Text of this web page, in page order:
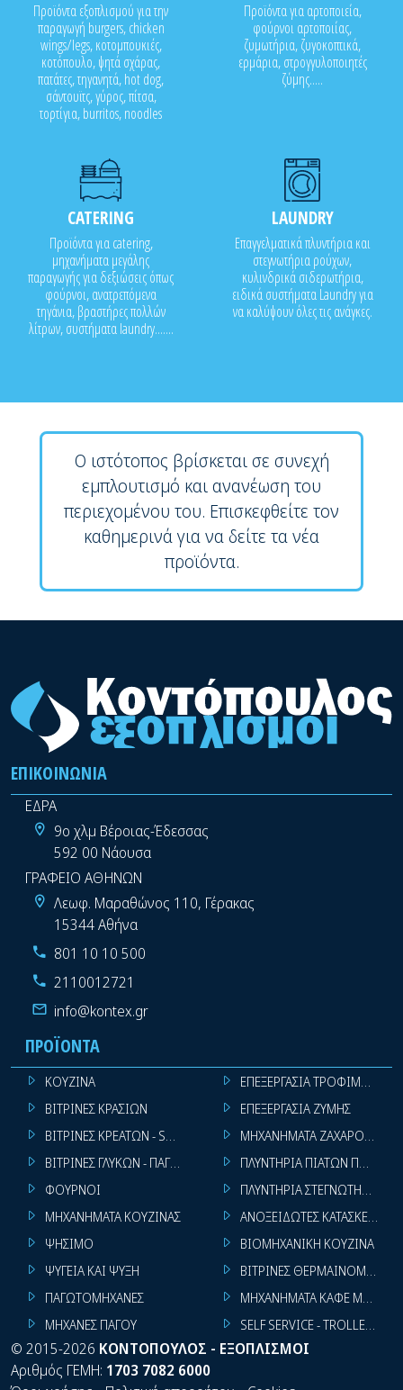
Προϊόντα εξοπλισμού για την
παραγωγή burgers, chicken
wings/legs, κοτομπουκιές,
κοτόπουλο, ψητά σχάρας,
πατάτες, τηγανητά, hot dog,
σάντουϊτς, γύρος, πίτσα,
τορτίγια, burritos, noodles
Προϊόντα για αρτοποιεία,
φούρνοι αρτοποιίας,
ζυμωτήρια, ζυγοκοπτικά,
ερμάρια, στρογγυλοποιητές
ζύμης.....
CATERING
Προϊόντα για catering,
μηχανήματα μεγάλης
παραγωγής για δεξιώσεις όπως
φούρνοι, ανατρεπόμενα
τηγάνια, βραστήρες πολλών
λίτρων, συστήματα laundry.......
LAUNDRY
Επαγγελματικά πλυντήρια και
στεγνωτήρια ρούχων,
κυλινδρικά σιδερωτήρια,
ειδικά συστήματα Laundry για
να καλύψουν όλες τις ανάγκες.
Ο ιστότοπος βρίσκεται σε συνεχή
εμπλουτισμό και ανανέωση του
περιεχομένου του. Επισκεφθείτε τον
καθημερινά για να δείτε τα νέα
προϊόντα.
ΕΠΙΚΟΙΝΩΝΊΑ
ΕΔΡΑ
9ο χλμ Βέροιας-Έδεσσας
592 00 Νάουσα
ΓΡΑΦΕΙΟ ΑΘΗΝΩΝ
Λεωφ. Μαραθώνος 110, Γέρακας
15344 Αθήνα
801 10 10 500
2110012721
info@kontex.gr
ΠΡΟΪΌΝΤΑ
ΚΟΥΖΙΝΑ
ΒΙΤΡΙΝΕΣ ΚΡΑΣΙΩΝ
ΒΙΤΡΙΝΕΣ ΚΡΕΑΤΩΝ - SUPER MARKET
ΒΙΤΡΙΝΕΣ ΓΛΥΚΩΝ - ΠΑΓΩΤΩΝ
ΦΟΥΡΝΟΙ
ΜΗΧΑΝΗΜΑΤΑ ΚΟΥΖΙΝΑΣ
ΨΗΣΙΜΟ
ΨΥΓΕΙΑ ΚΑΙ ΨΥΞΗ
ΠΑΓΩΤΟΜΗΧΑΝΕΣ
ΜΗΧΑΝΕΣ ΠΑΓΟΥ
ΕΠΕΞΕΡΓΑΣΙΑ ΤΡΟΦΙΜΩΝ
ΕΠΕΞΕΡΓΑΣΙΑ ΖΥΜΗΣ
ΜΗΧΑΝΗΜΑΤΑ
ΠΛΥΝΤΗΡΙΑ ΠΙΑΤΩΝ
ΠΛΥΝΤΗΡΙΑ ΣΤΕΓΝΩΤΗΡΙΑ
ΑΝΟΞΕΙΔΩΤΕΣ ΚΑΤΑΣΚΕΥΕΣ
ΒΙΟΜΗΧΑΝΙΚΗ ΚΟΥΖΙΝΑ
ΒΙΤΡΙΝΕΣ ΘΕΡΜΑΙΝΟΜΕΝΕΣ
ΜΗΧΑΝΗΜΑΤΑ ΚΑΦΕ ΜΠΑΡ
SELF SERVICE - TROLLEY -
© 2015-2026 ΚΟΝΤΟΠΟΥΛΟΣ - ΕΞΟΠΛΙΣΜΟΙ
Αριθμός ΓΕΜΗ: 1703 7082 6000